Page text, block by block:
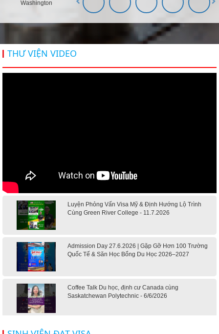
Washington
THƯ VIỆN VIDEO
Luyện Phỏng Vấn Visa Mỹ & Định Hướng Lộ Trình
Cùng Green River College - 11.7.2026
Admission Day 27.6.2026 | Gặp Gỡ Hơn 100 Trường
Quốc Tế & Săn Học Bổng Du Học 2026–2027
Coffee Talk Du học, định cư Canada cùng
Saskatchewan Polytechnic - 6/6/2026
Hội thảo du học Mỹ 18.4.2026 - Đại học Mỹ học phí